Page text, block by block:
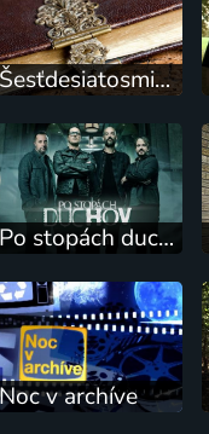
Šesťdesiatosmičkár Ján Midžiak
Po stopách duchů
Noc v archíve